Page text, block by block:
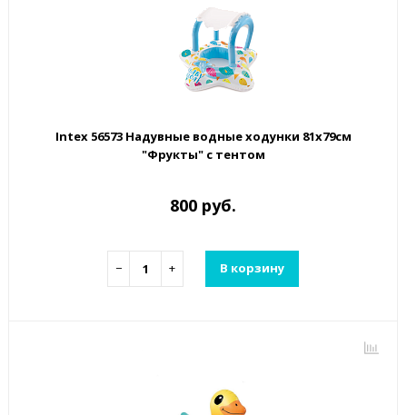
Intex 56573 Надувные водные ходунки 81х79см
"Фрукты" с тентом
800 руб.
− + В корзину